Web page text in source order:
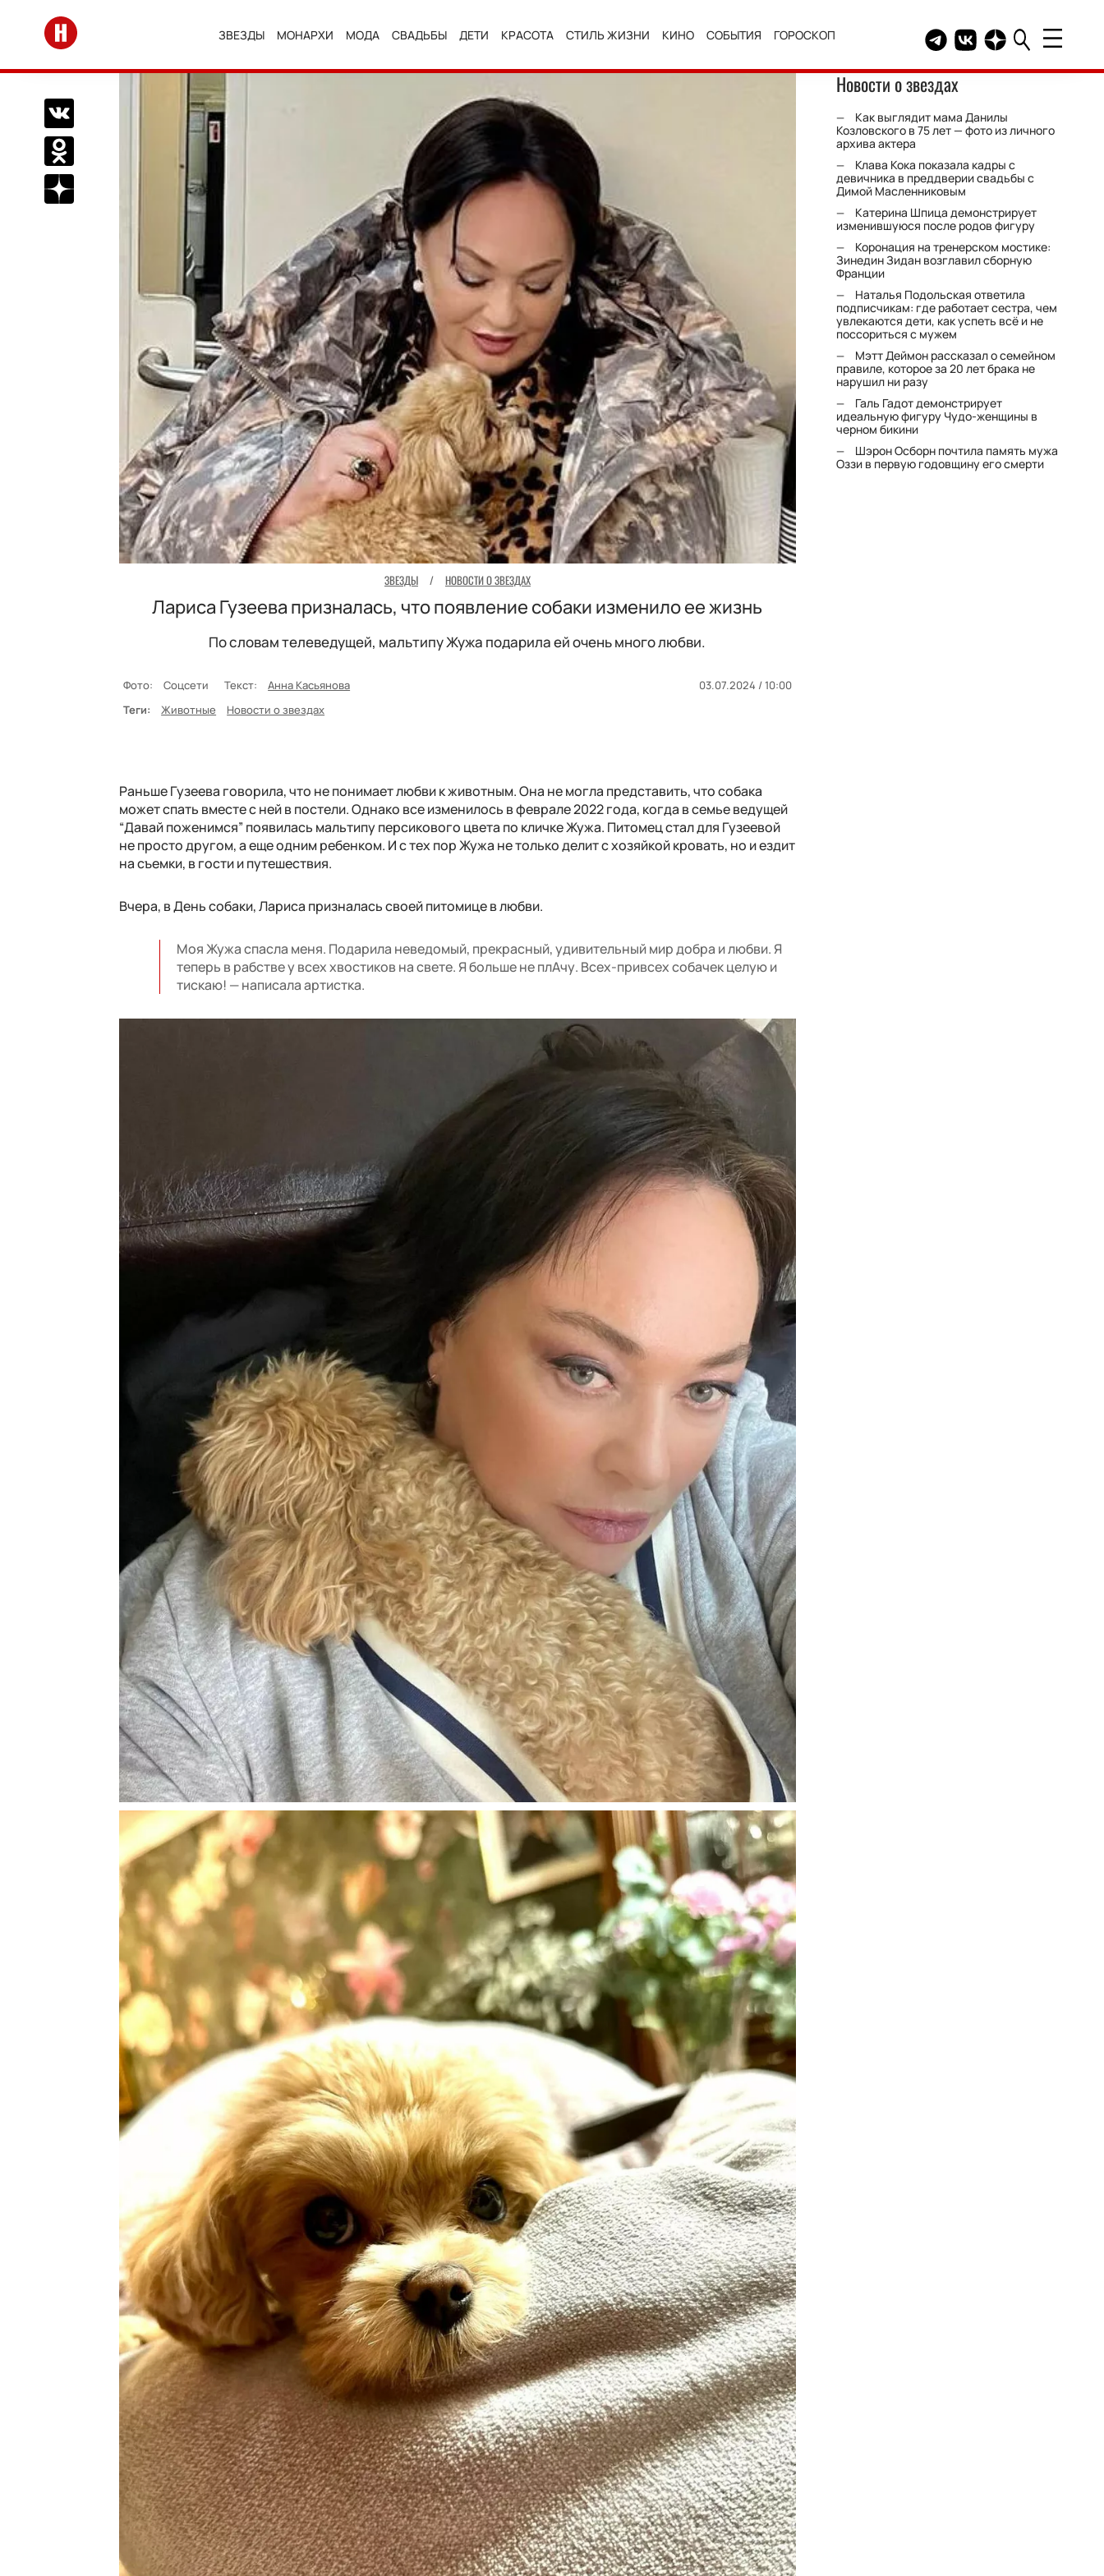
Перейти на главную
ЗВЕЗДЫ МОНАРХИ МОДА СВАДЬБЫ ДЕТИ КРАСОТА СТИЛЬ ЖИЗНИ КИНО СОБЫТИЯ ГОРОСКОП Telegram канал HELLO
Группа HELLO
Канал HELLO в
Поделиться Вконтакте
Поделиться в Одноклассниках
Подписаться на нас в Дзен
ЗВЕЗДЫ / НОВОСТИ О ЗВЕЗДАХ
Лариса Гузеева призналась, что появление собаки изменило ее жизнь
По словам телеведущей, мальтипу Жужа подарила ей очень много любви.
Фото: Соцсети Текст: Анна Касьянова
03.07.2024 / 10:00
Теги:
Животные Новости о звездах
Раньше Гузеева говорила, что не понимает любви к животным. Она не могла представить, что собака
может спать вместе с ней в постели. Однако все изменилось в феврале 2022 года, когда в семье ведущей
“Давай поженимся” появилась мальтипу персикового цвета по кличке Жужа. Питомец стал для Гузеевой
не просто другом, а еще одним ребенком. И с тех пор Жужа не только делит с хозяйкой кровать, но и ездит
на съемки, в гости и путешествия.
Вчера, в День собаки, Лариса призналась своей питомице в любви.
Моя Жужа спасла меня. Подарила неведомый, прекрасный, удивительный мир добра и любви. Я
теперь в рабстве у всех хвостиков на свете. Я больше не плАчу. Всех-привсех собачек целую и
тискаю! — написала артистка.
Новости о звездах
Как выглядит мама Данилы
Козловского в 75 лет — фото из личного
архива актера
Клава Кока показала кадры с
девичника в преддверии свадьбы с
Димой Масленниковым
Катерина Шпица демонстрирует
изменившуюся после родов фигуру
Коронация на тренерском мостике:
Зинедин Зидан возглавил сборную
Франции
Наталья Подольская ответила
подписчикам: где работает сестра, чем
увлекаются дети, как успеть всё и не
поссориться с мужем
Мэтт Деймон рассказал о семейном
правиле, которое за 20 лет брака не
нарушил ни разу
Галь Гадот демонстрирует
идеальную фигуру Чудо-женщины в
черном бикини
Шэрон Осборн почтила память мужа
Оззи в первую годовщину его смерти